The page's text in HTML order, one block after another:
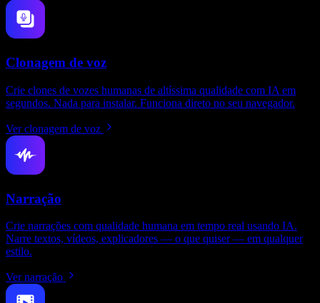
Clonagem de voz
Crie clones de vozes humanas de altíssima qualidade com IA em
segundos. Nada para instalar. Funciona direto no seu navegador.
Ver clonagem de voz
Narração
Crie narrações com qualidade humana em tempo real usando IA.
Narre textos, vídeos, explicadores — o que quiser — em qualquer
estilo.
Ver narração